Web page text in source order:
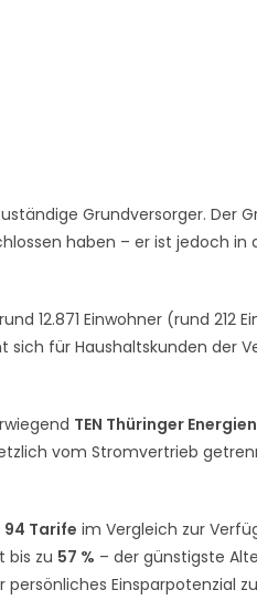
Grundversorger. Der
haben – er ist jedoch
12.871 Einwohner (rund 212
sich für Haushaltskunden der
TEN Thüringer
vom Stromvertrieb
94 Tarife im Vergleich zur
bis zu 57 % – der günstigste
persönliches Einsparpotenzial